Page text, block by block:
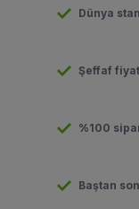
Dünya
Şeffaf
%100
Baştan